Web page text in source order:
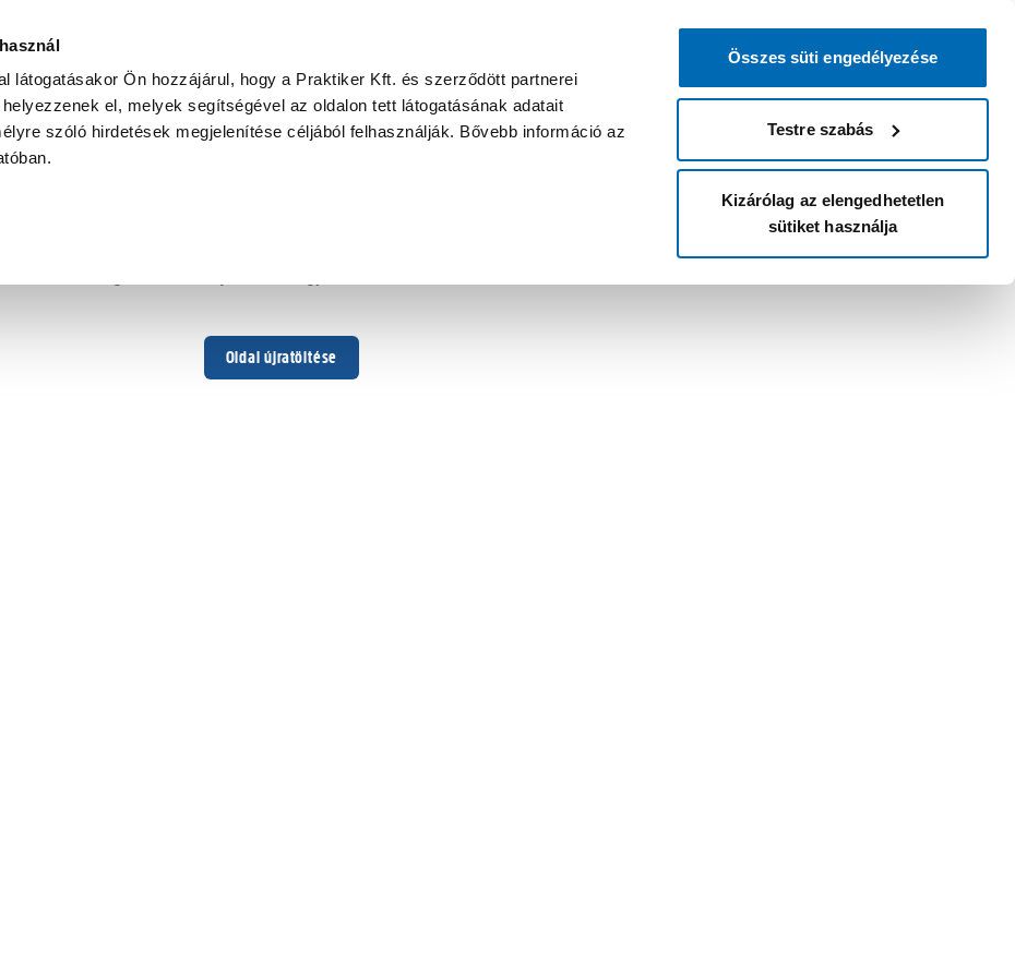
látogatásakor Ön hozzájárul, hogy a Praktiker Kft. és szerződött partnerei
el, melyek segítségével az oldalon tett látogatásának adatait
szóló hirdetések megjelenítése céljából felhasználják. Bővebb információ az
Összes süti engedélyezése
Testre szabás
Kizárólag az elengedhetetlen
sütiket használja
Oldal újratöltése